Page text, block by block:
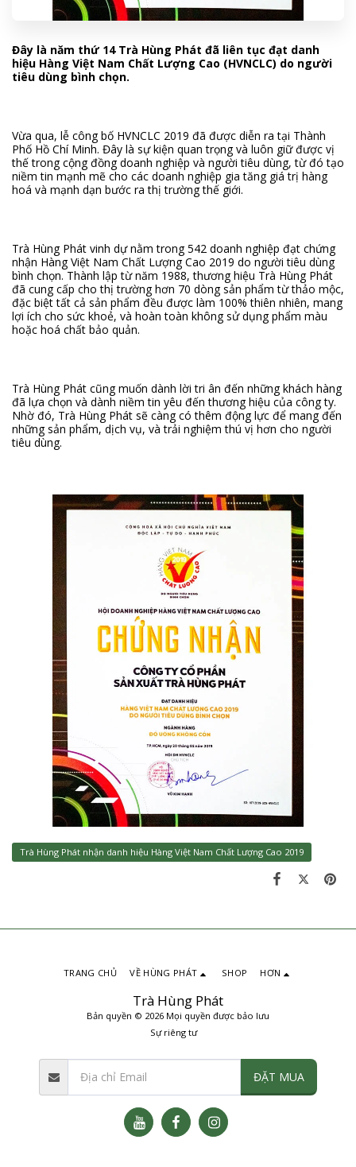
Đây là năm thứ 14 Trà Hùng Phát đã liên tục đạt danh
hiệu Hàng Việt Nam Chất Lượng Cao (HVNCLC) do người
tiêu dùng bình chọn.
Vừa qua, lễ công bố HVNCLC 2019 đã được diễn ra tại Thành
Phố Hồ Chí Minh. Đây là sự kiện quan trọng và luôn giữ được vị
thế trong cộng đồng doanh nghiệp và người tiêu dùng, từ đó tạo
niềm tin mạnh mẽ cho các doanh nghiệp gia tăng giá trị hàng
hoá và mạnh dạn bước ra thị trường thế giới.
Trà Hùng Phát vinh dự nằm trong 542 doanh nghiệp đạt chứng
nhận Hàng Việt Nam Chất Lượng Cao 2019 do người tiêu dùng
bình chọn. Thành lập từ năm 1988, thương hiệu Trà Hùng Phát
đã cung cấp cho thị trường hơn 70 dòng sản phẩm từ thảo mộc,
đặc biệt tất cả sản phẩm đều được làm 100% thiên nhiên, mang
lợi ích cho sức khoẻ, và hoàn toàn không sử dụng phẩm màu
hoặc hoá chất bảo quản.
Trà Hùng Phát cũng muốn dành lời tri ân đến những khách hàng
đã lựa chọn và dành niềm tin yêu đến thương hiệu của công ty.
Nhờ đó, Trà Hùng Phát sẽ càng có thêm động lực để mang đến
những sản phẩm, dịch vụ, và trải nghiệm thú vị hơn cho người
tiêu dùng.
Trà Hùng Phát nhận danh hiệu Hàng Việt Nam Chất Lượng Cao 2019
Trà Hùng Phát
Bản quyền © 2026 Mọi quyền được bảo lưu
Sự riêng tư
TRANG CHỦ VỀ HÙNG PHÁT SHOP HƠN
ĐẶT MUA